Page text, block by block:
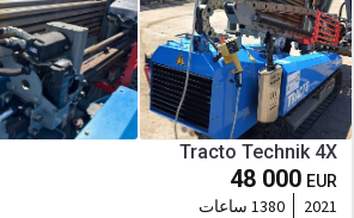
Tracto Technik 4X
48 000 EUR
2021
1380 ساعات